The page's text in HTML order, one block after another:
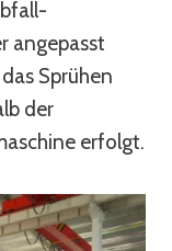
angepasst
Sprühen
der
erfolgt.